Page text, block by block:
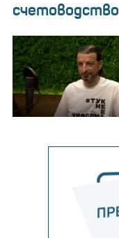
счетоводство